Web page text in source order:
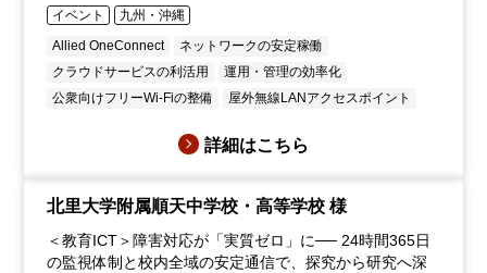
イベント
九州・沖縄
Allied OneConnect
ネットワークの安定稼働
クラウドサービスの利活用
運用・管理の効率化
公衆向けフリーWi-Fiの整備
屋外無線LANアクセスポイント
詳細はこちら
北里大学附属順天中学校・高等学校 様
＜教育ICT＞障害対応が「実質ゼロ」に── 24時間365日
の監視体制と校内全域の安定通信で、探究から研究へ深